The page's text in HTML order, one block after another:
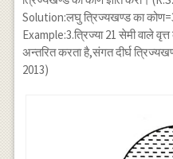
12 \times 5 \\
=\frac{1}{2} \times
\frac{22}{7} \times
\frac{169}{4}-30
\\=\frac{1859}
=\frac{1029}{28}
Solution:लघु त्रिज्यखण्ड का
Example:3.त्रिज्या 21 सेमी वाले
अन्तरित करता है,संगत दीर्घ
2013)